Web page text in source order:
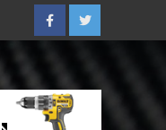
FacebookTwitter